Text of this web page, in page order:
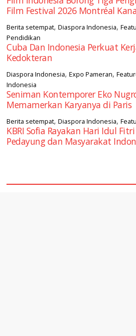
Film Festival 2026 Montréal
Berita setempat,Diaspora Indonesia,
Pendidikan
Cuba Dan Indonesia Perkuat
Kedokteran
Diaspora Indonesia,Expo Pameran,
Indonesia
Seniman Kontemporer Eko
Memamerkan Karyanya di Paris
Berita setempat,Diaspora Indonesia,
KBRI Sofia Rayakan Hari Idul
Pedayung dan Masyarakat